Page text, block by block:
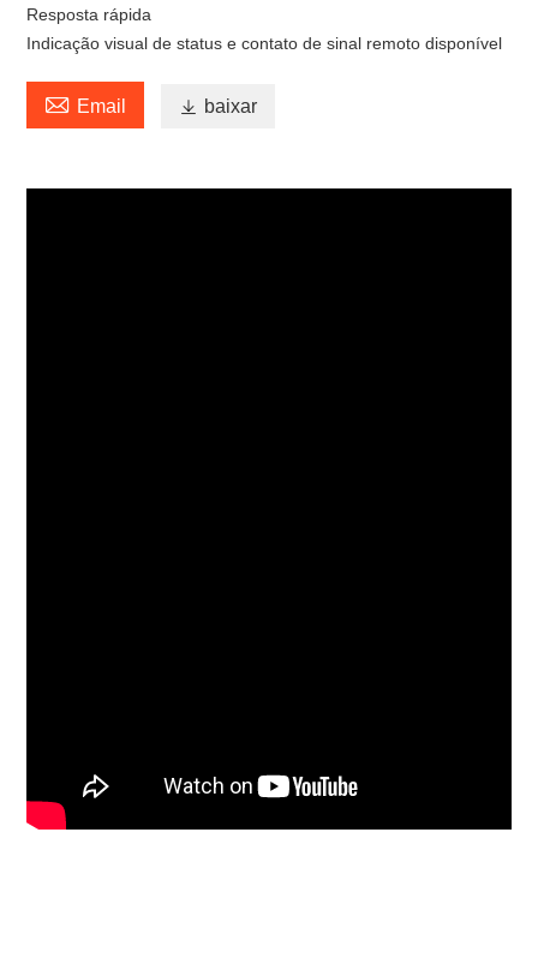
Resposta rápida
Indicação visual de status e contato de sinal remoto disponível
 Email  baixar